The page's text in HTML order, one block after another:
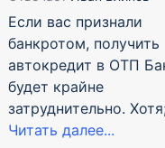
Если вас признали
банкротом, получить
автокредит в ОТП
будет крайне
затруднительно.
Читать далее...